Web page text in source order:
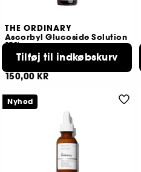
THE ORDINARY
Ascorbyl Glucoside Solution
12%
Serum
150,00 KR
Tilføj til indkøbskurv
Nyhed